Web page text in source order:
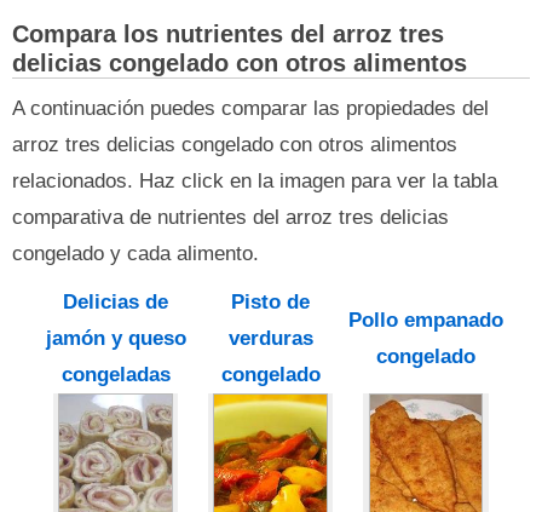
Compara los nutrientes del arroz tres
delicias congelado con otros alimentos
A continuación puedes comparar las propiedades del
arroz tres delicias congelado con otros alimentos
relacionados. Haz click en la imagen para ver la tabla
comparativa de nutrientes del arroz tres delicias
congelado y cada alimento.
Delicias de
jamón y queso
congeladas
Pisto de
verduras
congelado
Pollo empanado
congelado